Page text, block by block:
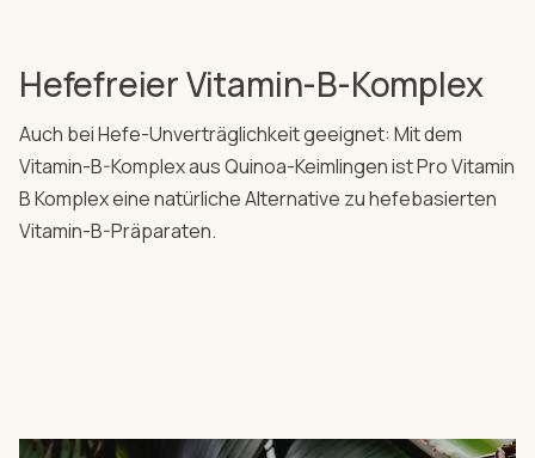
Hefefreier Vitamin-B-Komplex
Auch bei Hefe-Unverträglichkeit geeignet: Mit dem
Vitamin-B-Komplex aus Quinoa-Keimlingen ist Pro Vitamin
B Komplex eine natürliche Alternative zu hefebasierten
Vitamin-B-Präparaten.